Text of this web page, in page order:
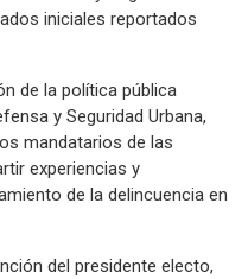
iniciales reportados
de la política pública
y Seguridad Urbana,
mandatarios de las
experiencias y
de la delincuencia en
del presidente electo,